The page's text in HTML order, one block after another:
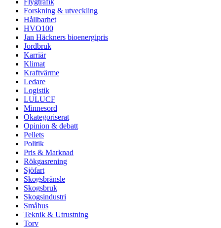
Flygtrafik
Forskning & utveckling
Hållbarhet
HVO100
Jan Häckners bioenergipris
Jordbruk
Karriär
Klimat
Kraftvärme
Ledare
Logistik
LULUCF
Minnesord
Okategoriserat
Opinion & debatt
Pellets
Politik
Pris & Marknad
Rökgasrening
Sjöfart
Skogsbränsle
Skogsbruk
Skogsindustri
Småhus
Teknik & Utrustning
Torv